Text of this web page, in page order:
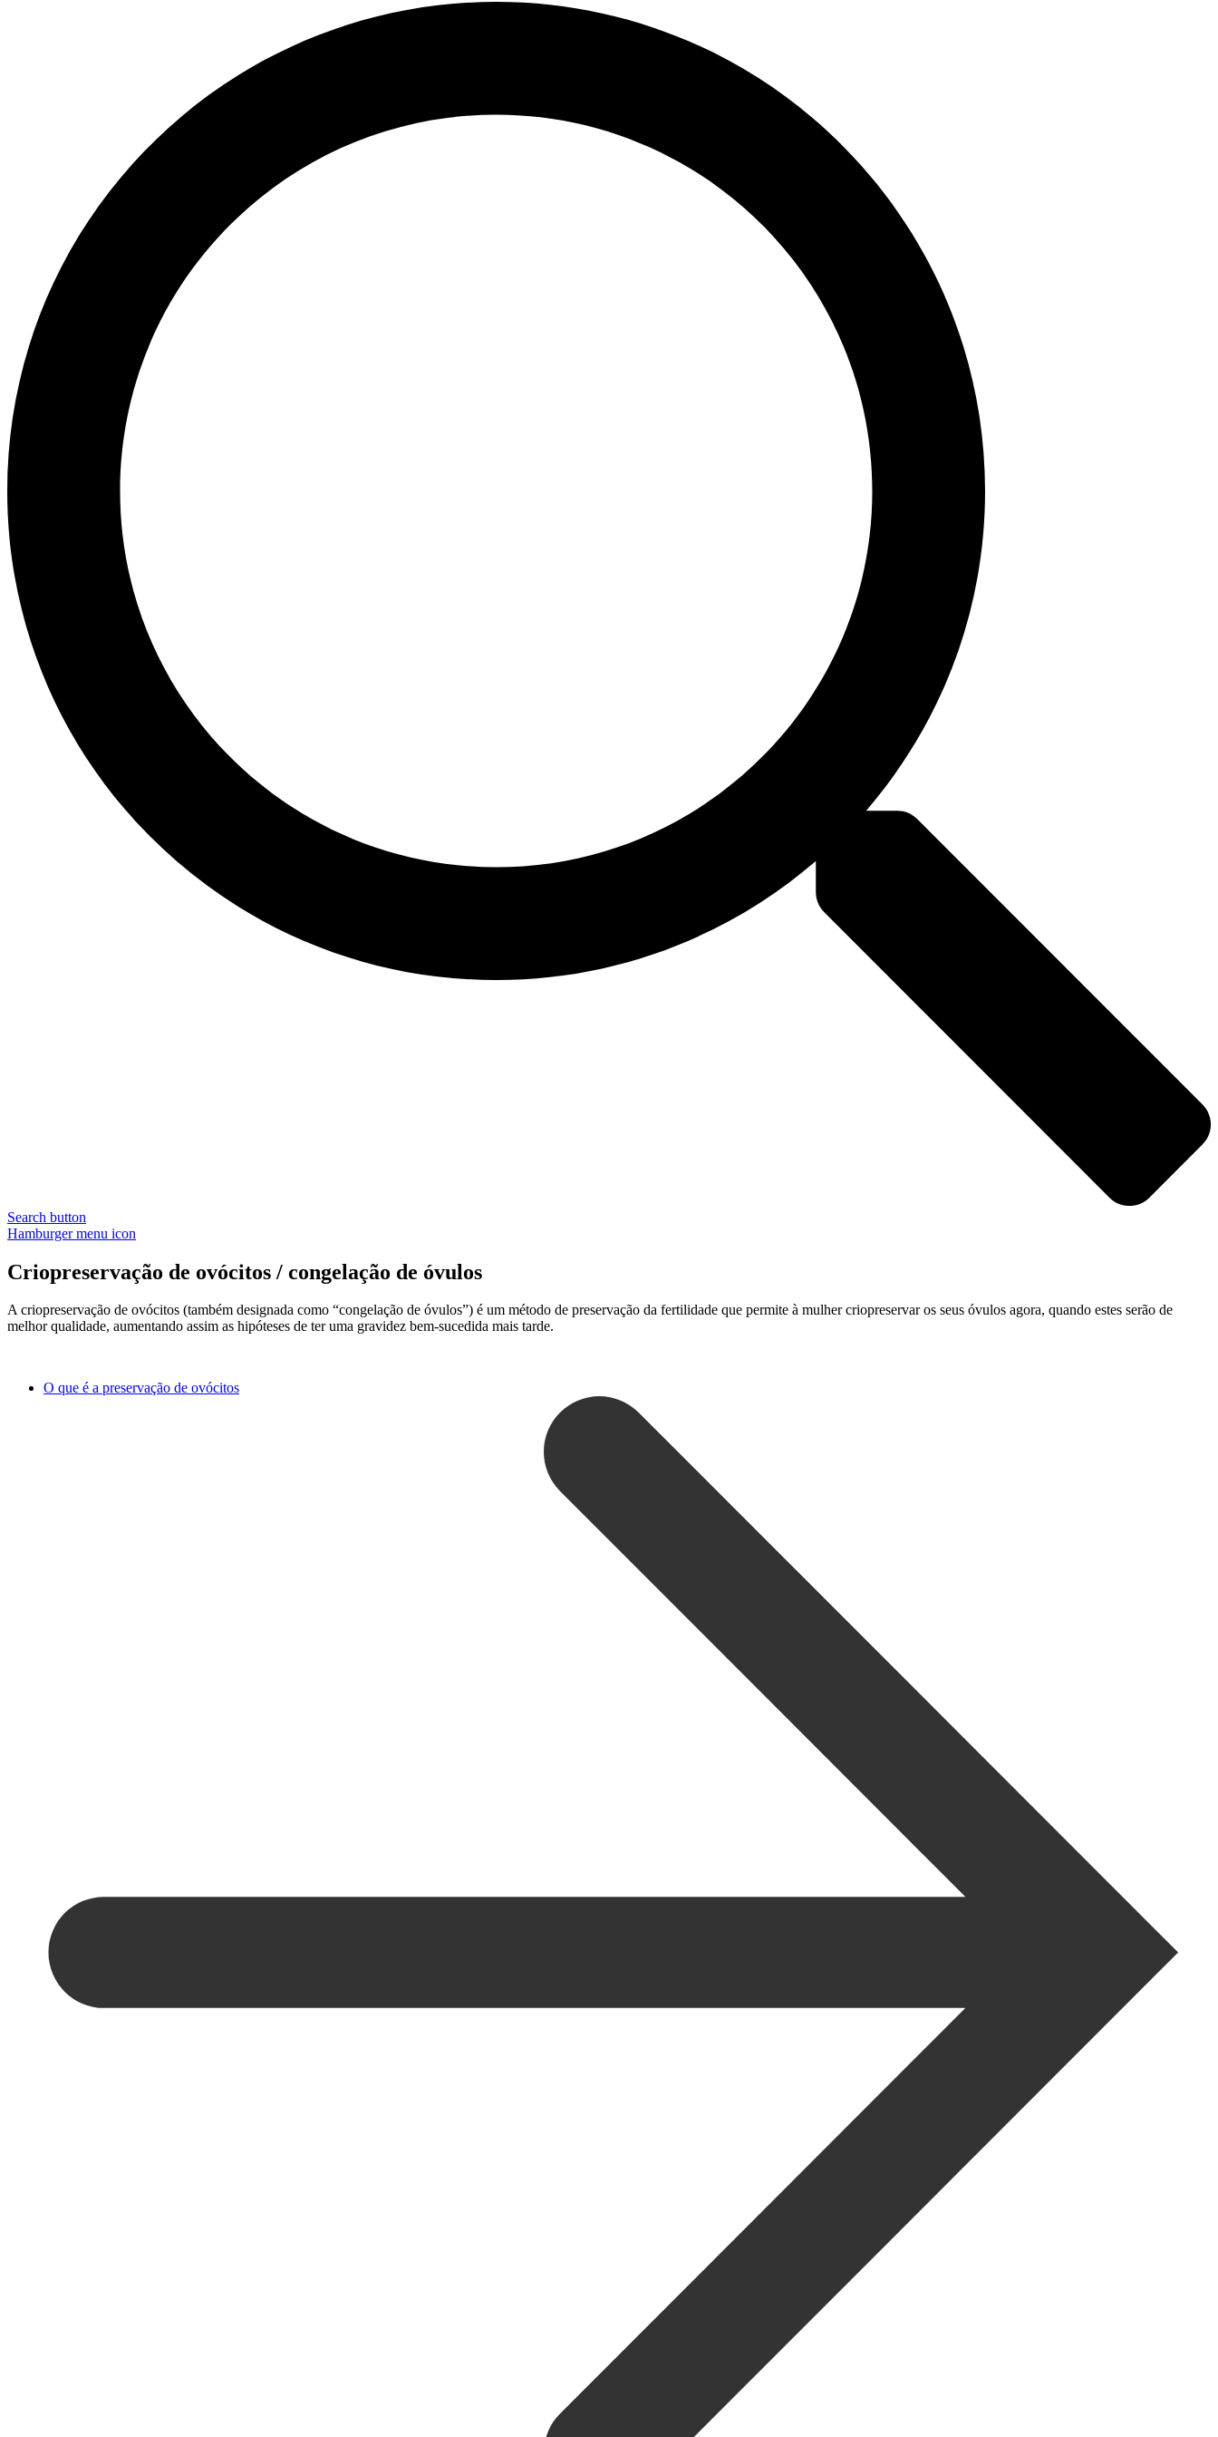
Search button
Hamburger menu icon
Criopreservação de ovócitos / congelação de óvulos
A criopreservação de ovócitos (também designada como “congelação de óvulos”) é um método de preservação da fertilidade que permite à mulher criopreservar os seus óvulos agora, quando estes serão de
melhor qualidade, aumentando assim as hipóteses de ter uma gravidez bem-sucedida mais tarde.
O que é a preservação de ovócitos